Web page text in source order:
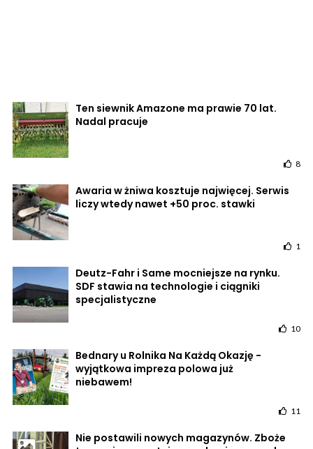
Ten siewnik Amazone ma prawie 70 lat.
Nadal pracuje
8
Awaria w żniwa kosztuje najwięcej. Serwis
liczy wtedy nawet +50 proc. stawki
1
Deutz-Fahr i Same mocniejsze na rynku.
SDF stawia na technologie i ciągniki
specjalistyczne
10
Bednary u Rolnika Na Każdą Okazję -
wyjątkowa impreza polowa już
niebawem!
11
Nie postawili nowych magazynów. Zboże